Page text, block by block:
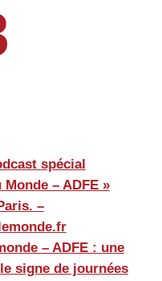
spécial
– ADFE »
–
– ADFE : une
signe de journées